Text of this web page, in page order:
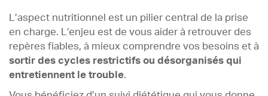
L’aspect nutritionnel est un pilier central de la prise
en charge. L’enjeu est de vous aider à retrouver des
repères fiables, à mieux comprendre vos besoins et à
sortir des cycles restrictifs ou désorganisés qui
entretiennent le trouble.